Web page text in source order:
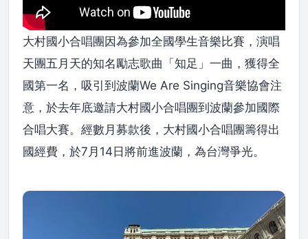
大村國小合唱團因為參加全國學生音樂比賽，演唱
天團五月天的知名勵志歌曲「知足」一曲，獲得全
國第一名，吸引到波蘭We Are Singing音樂協會注
意，於去年底邀請大村國小合唱團到波蘭參加國際
合唱大賽。經數月募款後，大村國小合唱團籌得出
國經費，於7月14日將前進波蘭，為台灣爭光。